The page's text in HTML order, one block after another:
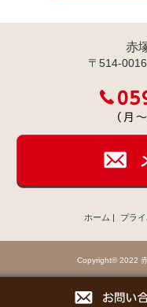
赤
〒514-
ホーム プラ
Copyright© 2022